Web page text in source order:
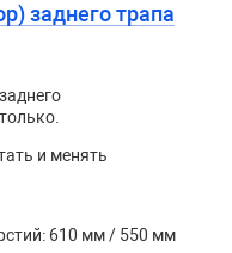
заднего трапа
и менять
610 мм / 550 мм